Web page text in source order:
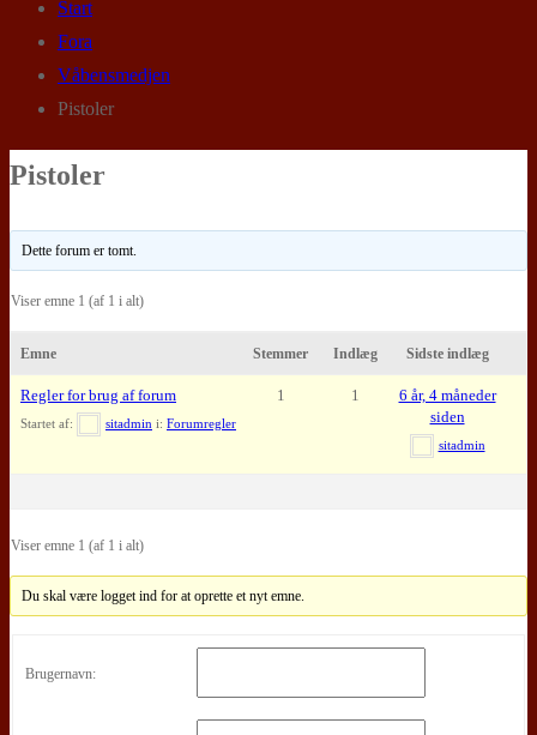
Start
Fora
Våbensmedjen
Pistoler
Pistoler
Dette forum er tomt.
Viser emne 1 (af 1 i alt)
Emne Stemmer Indlæg Sidste indlæg
Regler for brug af forum
Startet af: sitadmin i: Forumregler
1 1
6 år, 4 måneder
siden
sitadmin
Viser emne 1 (af 1 i alt)
Du skal være logget ind for at oprette et nyt emne.
Brugernavn: